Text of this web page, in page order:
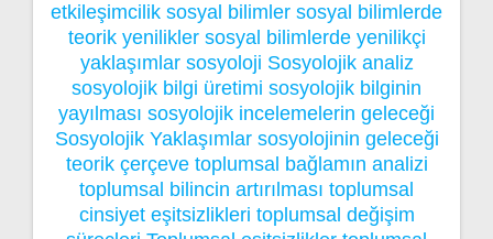
etkileşimcilik sosyal bilimler sosyal bilimlerde
teorik yenilikler sosyal bilimlerde yenilikçi
yaklaşımlar sosyoloji Sosyolojik analiz
sosyolojik bilgi üretimi sosyolojik bilginin
yayılması sosyolojik incelemelerin geleceği
Sosyolojik Yaklaşımlar sosyolojinin geleceği
teorik çerçeve toplumsal bağlamın analizi
toplumsal bilincin artırılması toplumsal
cinsiyet eşitsizlikleri toplumsal değişim